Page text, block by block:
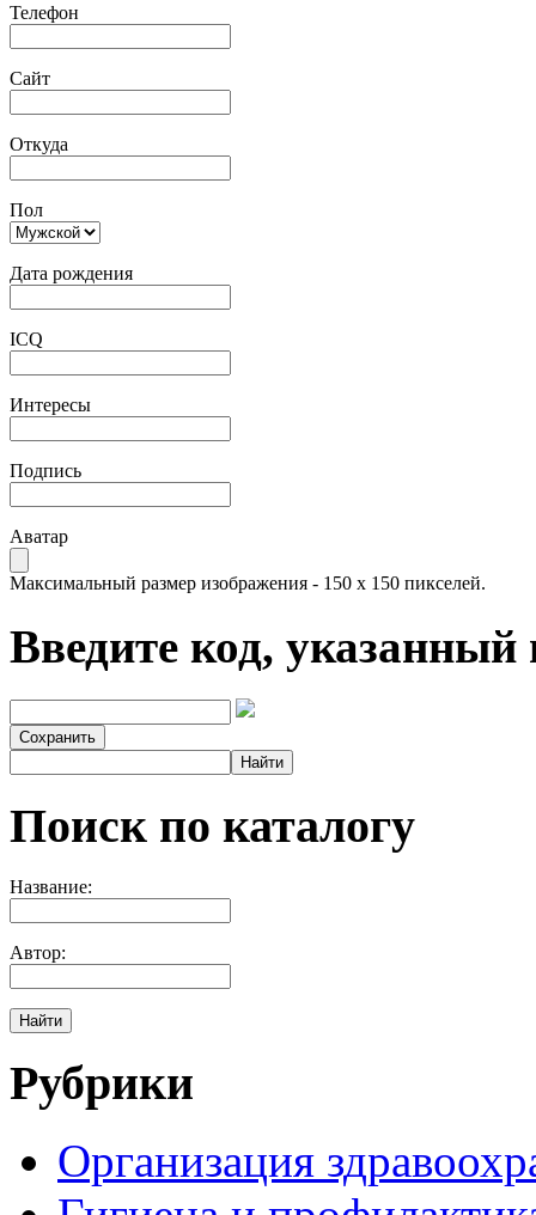
Телефон
Сайт
Откуда
Пол
Дата рождения
ICQ
Интересы
Подпись
Аватар
Максимальный размер изображения - 150 x 150 пикселей.
Введите код,
Сохранить
Найти
Поиск по каталогу
Название:
Автор:
Найти
Рубрики
Организация